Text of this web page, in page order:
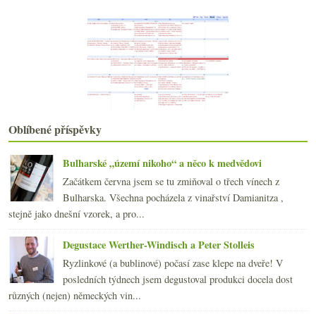
Prohlášení o nákupu vína, Parkenstein, kvasinky
Dva mladé německé ryzlinky a jeden vyzrálý
Mladý Ševčík, staré Žernoseky
Svalnatý Yeti a Pivníci
10x vinětová hádanka – poznáte vinařství?
Výsledky ankety „Vinařská oblast Čechy (Mělník, Li...
Moselský ryzlink aneb když je chuť na sladké
Zweigelt z Rakouska, Kerner z Německa
3x Jackfall Cabernet Sauvignon, Franc a směs
První letošní sbírka vinných podvodů
Investujete do vína? Ještě ne?!?
3x Francie co nemusí síru v Red Pif
Dvakrát nabušené Albariño
Oxana a Fénix (+ rozhovor s vinařem) s odstupem času
S kaly, bez kalů a mrtvý muž
►2011(252)
► 2010 (249)
2009 (249)
Oblíbené příspěvky
Bulharské „území nikoho“ a něco k medvědovi
Začátkem června jsem se tu zmiňoval o třech vínech z
Bulharska. Všechna pocházela z vinařství Damianitza ,
stejně jako dnešní vzorek, a pro...
Degustace Werther-Windisch a Peter Stolleis
Ryzlinkové (a bublinové) počasí zase klepe na dveře! V
posledních týdnech jsem degustoval produkci docela dost
různých (nejen) německých vin...